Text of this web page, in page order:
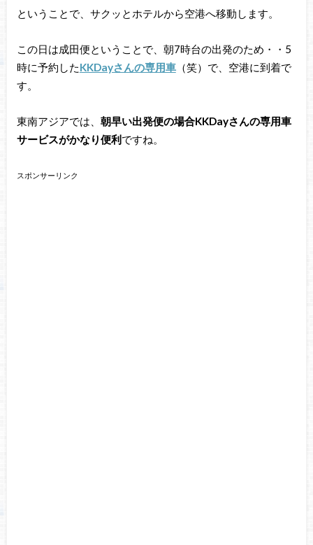
ということで、サクッとホテルから空港へ移動します。
この日は成田便ということで、朝7時台の出発のため・・5
時に予約したKKDayさんの専用車（笑）で、空港に到着で
す。
東南アジアでは、 朝早い出発便の場合KKDayさんの専用車
サービスがかなり便利ですね。
スポンサーリンク